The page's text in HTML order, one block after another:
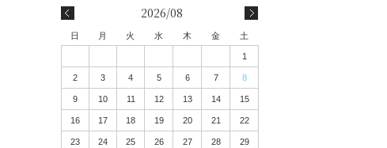
2026/08
日 月 火 水 木 金 土
1
2 3 4 5 6 7 8
9 10 11 12 13 14 15
16 17 18 19 20 21 22
23 24 25 26 27 28 29